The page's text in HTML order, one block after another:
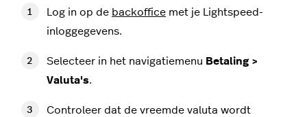
Log in op de backoffice met je Lightspeed-
inloggegevens.
Selecteer in het navigatiemenu Betaling >
Valuta's.
Controleer dat de vreemde valuta wordt